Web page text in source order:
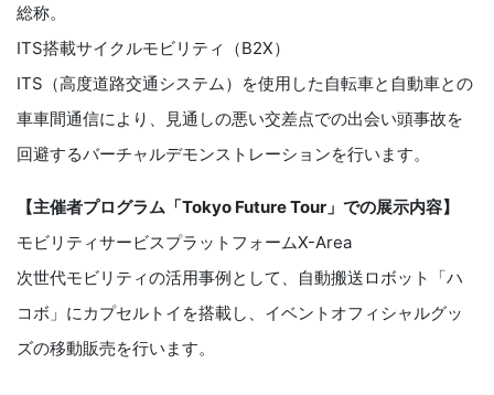
総称。
ITS搭載サイクルモビリティ（B2X）
ITS（高度道路交通システム）を使用した自転車と自動車との
車車間通信により、見通しの悪い交差点での出会い頭事故を
回避するバーチャルデモンストレーションを行います。
【主催者プログラム「Tokyo Future Tour」での展示内容】
モビリティサービスプラットフォームX-Area
次世代モビリティの活用事例として、自動搬送ロボット「ハ
コボ」にカプセルトイを搭載し、イベントオフィシャルグッ
ズの移動販売を行います。